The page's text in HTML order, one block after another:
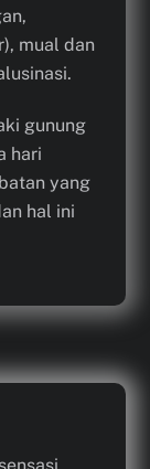
mual dan
gunung
hari
yang
hal ini